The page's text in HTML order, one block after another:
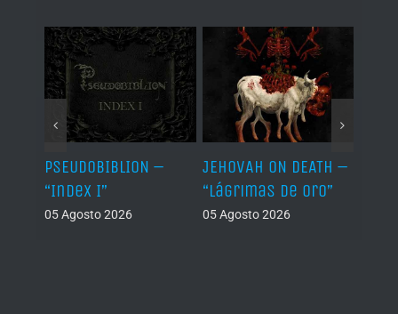
PSEUDOBIBLION –
“Index I”
05 Agosto 2026
JEHOVAH ON DEATH –
“Lágrimas de Oro”
05 Agosto 2026